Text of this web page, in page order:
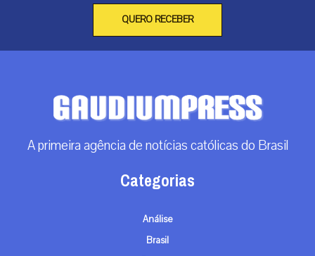
QUERO RECEBER
A primeira agência de notícias católicas do Brasil
Categorias
Análise
Brasil